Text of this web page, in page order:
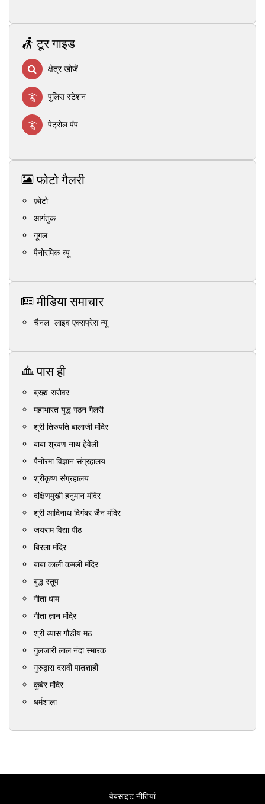
टूर गाइड
क्षेत्र खोजें
पुलिस स्टेशन
पेट्रोल पंप
फोटो गैलरी
फ़ोटो
आगंतुक
गूगल
पैनोरमिक-व्यू
मीडिया समाचार
चैनल- लाइव एक्सप्रेस न्यू
पास ही
ब्रह्म-सरोवर
महाभारत युद्ध गठन गैलरी
श्री तिरुपति बालाजी मंदिर
बाबा श्रवण नाथ हेवेली
पैनोरमा विज्ञान संग्रहालय
श्रीकृष्ण संग्रहालय
दक्षिणमुखी हनुमान मंदिर
श्री आदिनाथ दिगंबर जैन मंदिर
जयराम विद्या पीठ
बिरला मंदिर
बाबा काली कमली मंदिर
बुद्ध स्तूप
गीता धाम
गीता ज्ञान मंदिर
श्री व्यास गौड़ीय मठ
गुलजारी लाल नंदा स्मारक
गुरुद्वारा दसवी पातशाही
कुबेर मंदिर
धर्मशाला
वेबसाइट नीतियां